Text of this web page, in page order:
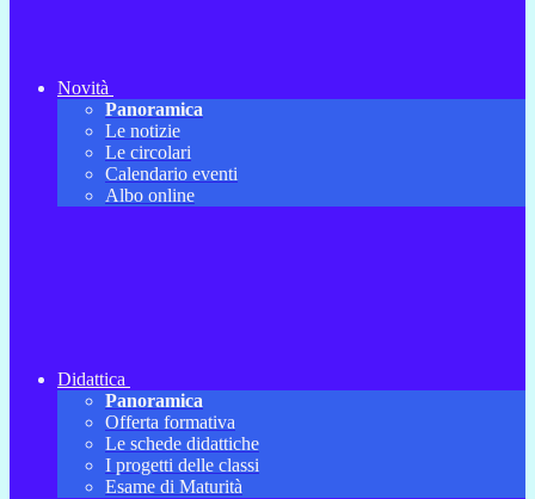
Novità
Panoramica
Le notizie
Le circolari
Calendario eventi
Albo online
Didattica
Panoramica
Offerta formativa
Le schede didattiche
I progetti delle classi
Esame di Maturità